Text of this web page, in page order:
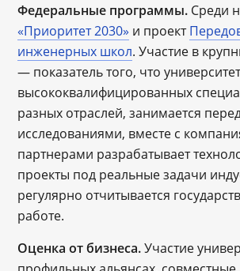
Федеральные программы. Среди
«Приоритет 2030» и проект
инженерных школ. Участие в
— показатель того, что
высококвалифицированных
разных отраслей, занимается
исследованиями, вместе с
партнерами разрабатывает
проекты под реальные задачи
регулярно отчитывается
работе.
Оценка от бизнеса.Участие